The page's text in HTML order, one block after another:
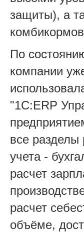
защиты), а
По
компании
"1С:ERP
все разделы
учета -
расчет
расчет
объёме,